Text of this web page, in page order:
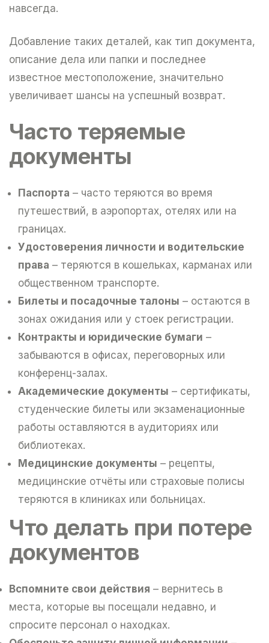
навсегда.
Добавление таких деталей, как тип документа,
описание дела или папки и последнее
известное местоположение, значительно
увеличивает шансы на успешный возврат.
Часто теряемые
документы
Паспорта – часто теряются во время
путешествий, в аэропортах, отелях или на
границах.
Удостоверения личности и водительские
права – теряются в кошельках, карманах или
общественном транспорте.
Билеты и посадочные талоны – остаются в
зонах ожидания или у стоек регистрации.
Контракты и юридические бумаги –
забываются в офисах, переговорных или
конференц-залах.
Академические документы – сертификаты,
студенческие билеты или экзаменационные
работы оставляются в аудиториях или
библиотеках.
Медицинские документы – рецепты,
медицинские отчёты или страховые полисы
теряются в клиниках или больницах.
Что делать при потере
документов
Вспомните свои действия – вернитесь в
места, которые вы посещали недавно, и
спросите персонал о находках.